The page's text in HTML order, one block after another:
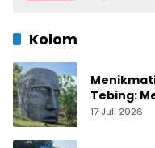
Kolom
Tebing:
Jogja
17 Juli 2026